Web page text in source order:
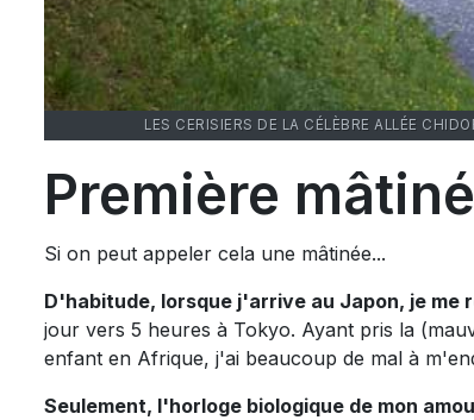
LES CERISIERS DE LA CÉLÈBRE ALLÉE
Première
Si on peut appeler cela une mâtinée...
D'habitude, lorsque j'arrive au Japon, je
jour vers 5 heures à Tokyo. Ayant pris la
enfant en Afrique, j'ai beaucoup de mal à
Seulement, l'horloge biologique de mon